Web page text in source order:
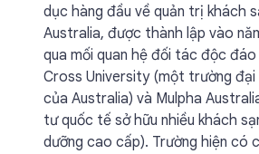
dục hàng đầu về quản trị khách
Australia, được thành lập vào
qua mối quan hệ đối tác độc
Cross University (một trường đại
của Australia) và Mulpha
tư quốc tế sở hữu nhiều khách
dưỡng cao cấp). Trường hiện có